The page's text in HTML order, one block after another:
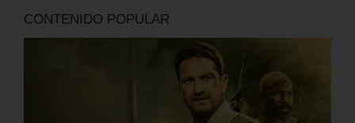
CONTENIDO POPULAR